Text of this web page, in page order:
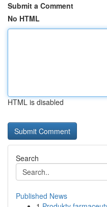
Submit a Comment
No HTML
HTML is disabled
Search
Published News